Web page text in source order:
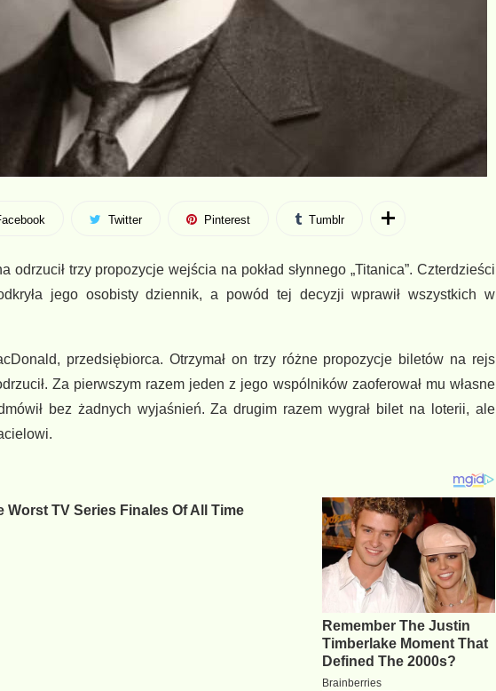
Twitter Pinterest Tumblr
odrzucił trzy propozycje wejścia na pokład słynnego „Titanica”. Czterdzieści
jego osobisty dziennik, a powód tej decyzji wprawił wszystkich w
przedsiębiorca. Otrzymał on trzy różne propozycje biletów na rejs
Za pierwszym razem jeden z jego wspólników zaoferował mu własne
bez żadnych wyjaśnień. Za drugim razem wygrał bilet na loterii, ale